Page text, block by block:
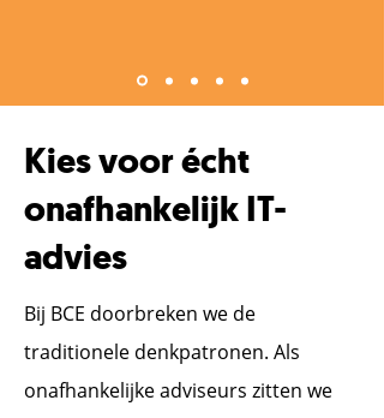
Kies voor écht
onafhankelijk IT-
advies
Bij BCE doorbreken we de
traditionele denkpatronen. Als
onafhankelijke adviseurs zitten we